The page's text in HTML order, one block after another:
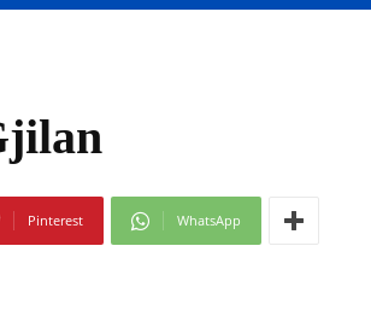
Pinterest WhatsApp